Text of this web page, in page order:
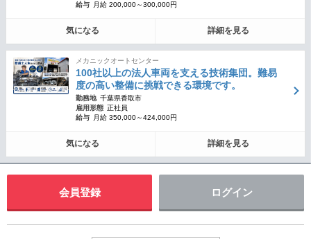
給与
月給 200,000～300,000円
気になる 詳細を見る
メカニックオートセンター
100社以上の法人車両を支える技術集団。難易
度の高い整備に挑戦できる環境です。
勤務地 千葉県香取市
雇用形態 正社員
給与
月給 350,000～424,000円
気になる 詳細を見る
会員登録 ログイン